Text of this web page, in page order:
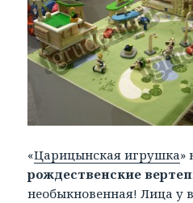
«Царицынская игрушка»
рождественские
необыкновенная! Лица у